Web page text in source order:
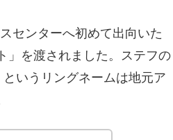
センターへ初めて出向いた
」を渡されました。ステフの
いうリングネームは地元ア